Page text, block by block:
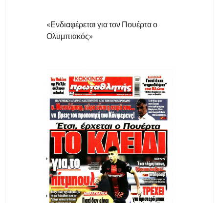
«Ενδιαφέρεται για τον Πουέρτα ο
Ολυμπιακός»